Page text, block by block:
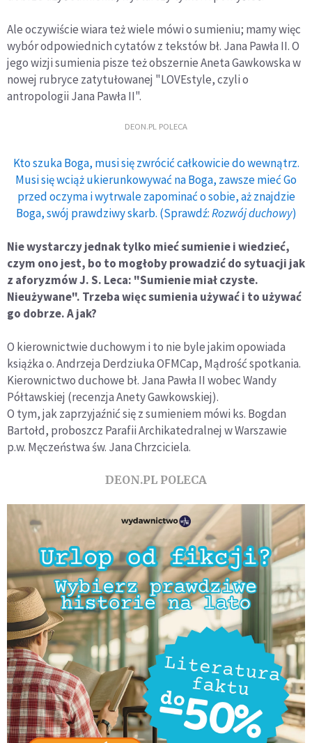
Ale oczywiście wiara też wiele mówi o sumieniu; mamy więc
wybór odpowiednich cytatów z tekstów bł. Jana Pawła II. O
jego wizji sumienia pisze też obszernie Aneta Gawkowska w
nowej rubryce zatytułowanej "LOVEstyle, czyli o
antropologii Jana Pawła II".
DEON.PL POLECA
Kto szuka Boga, musi się zwrócić całkowicie do wewnątrz.
Musi się wciąż ukierunkowywać na Boga, zawsze mieć Go
przed oczyma i wytrwale zapominać o sobie, aż znajdzie
Boga, swój prawdziwy skarb. (Sprawdź:Rozwój duchowy)
Nie wystarczy jednak tylko mieć sumienie i wiedzieć,
czym ono jest, bo to mogłoby prowadzić do sytuacji jak
z aforyzmów J. S. Leca: "Sumienie miał czyste.
Nieużywane". Trzeba więc sumienia używać i to używać
go dobrze. A jak?
O kierownictwie duchowym i to nie byle jakim opowiada
książka o. Andrzeja Derdziuka OFMCap, Mądrość spotkania.
Kierownictwo duchowe bł. Jana Pawła II wobec Wandy
Półtawskiej (recenzja Anety Gawkowskiej).
O tym, jak zaprzyjaźnić się z sumieniem mówi ks. Bogdan
Bartołd, proboszcz Parafii Archikatedralnej w Warszawie
p.w. Męczeństwa św. Jana Chrzciciela.
DEON.PL POLECA